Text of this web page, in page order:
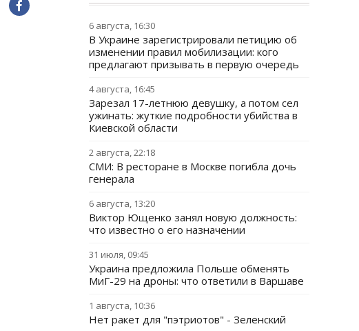
6 августа, 16:30
В Украине зарегистрировали петицию об
изменении правил мобилизации: кого
предлагают призывать в первую очередь
4 августа, 16:45
Зарезал 17-летнюю девушку, а потом сел
ужинать: жуткие подробности убийства в
Киевской области
2 августа, 22:18
СМИ: В ресторане в Москве погибла дочь
генерала
6 августа, 13:20
Виктор Ющенко занял новую должность:
что известно о его назначении
31 июля, 09:45
Украина предложила Польше обменять
МиГ-29 на дроны: что ответили в Варшаве
1 августа, 10:36
Нет ракет для "пэтриотов" - Зеленский